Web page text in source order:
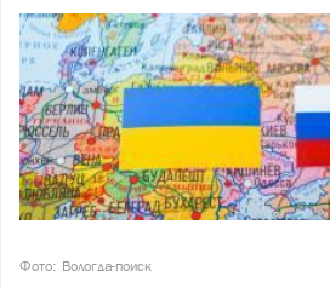
Фото: Вологда-поиск